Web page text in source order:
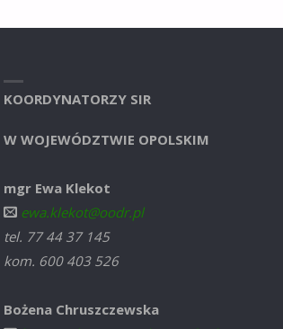
KOORDYNATORZY SIR
W WOJEWÓDZTWIE OPOLSKIM
mgr Ewa Klekot
ewa.klekot@oodr.pl
tel. 77 44 37 145
kom. 600 403 526
Bożena Chruszczewska